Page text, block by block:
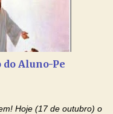
Padre Marcelo
o Momento de Fé)
de Seu Nome, peço
para trás através das
minha árvore
e vivificante,
do Aluno-Pe
Hoje (17 de outubro) o